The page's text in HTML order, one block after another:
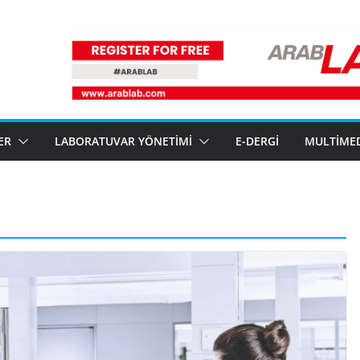
LABORATUVAR YÖNETIMI E-DERGI